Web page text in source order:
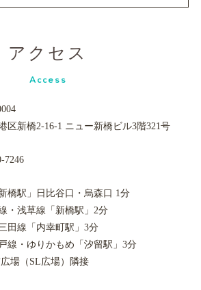
アクセス
Access
区新橋2-16-1 ニュー新橋ビル3階321号
7246
新橋駅」日比谷口・烏森口 1分
・浅草線「新橋駅」2分
田線「内幸町駅」3分
線・ゆりかもめ「汐留駅」3分
場（SL広場）隣接